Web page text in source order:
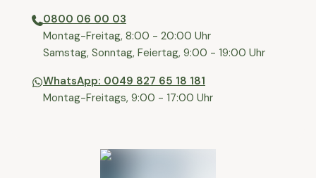
0800 06 00 03
⁠Montag-Freitag, 8:00 - 20:00 Uhr
⁠Samstag, Sonntag, Feiertag, 9:00 - 19:00 Uhr
WhatsApp: 0049 827 65 18 181
Montag-Freitags, 9:00 - 17:00 Uhr